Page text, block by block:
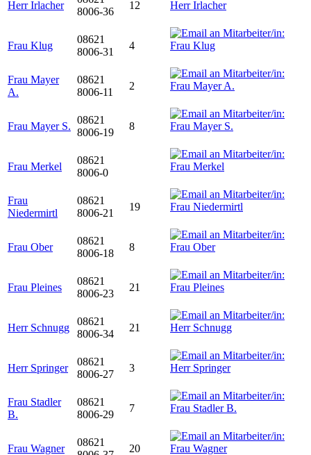
Herr Irlacher
8006-36
12
Frau Klug
08621
8006-31
4
Frau Mayer
A.
08621
8006-11
2
Frau Mayer S.
08621
8006-19
8
Frau Merkel
08621
8006-0
Frau
Niedermirtl
08621
8006-21
19
Frau Ober
08621
8006-18
8
Frau Pleines
08621
8006-23
21
Herr Schnugg
08621
8006-34
21
Herr Springer
08621
8006-27
3
Frau Stadler
B.
08621
8006-29
7
Frau Wagner
08621
20